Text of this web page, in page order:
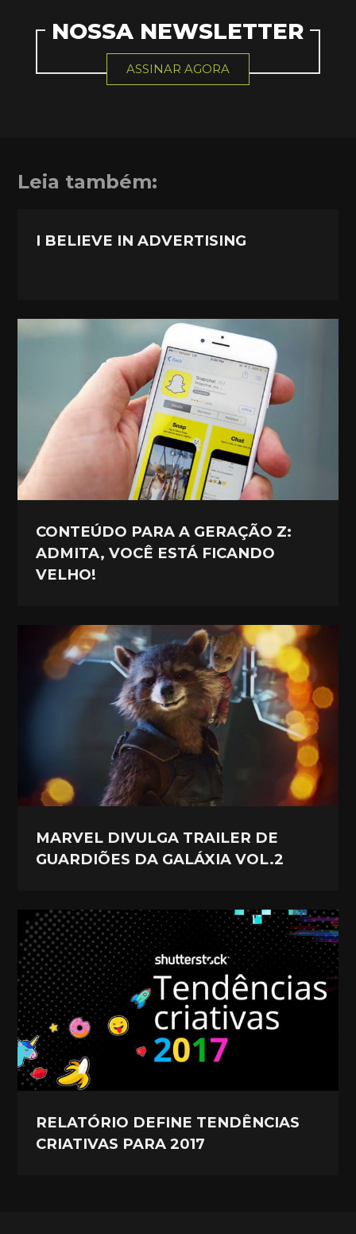
NOSSA NEWSLETTER
ASSINAR AGORA
Leia também:
I BELIEVE IN ADVERTISING
CONTEÚDO PARA A GERAÇÃO Z:
ADMITA, VOCÊ ESTÁ FICANDO
VELHO!
MARVEL DIVULGA TRAILER DE
GUARDIÕES DA GALÁXIA VOL.2
RELATÓRIO DEFINE TENDÊNCIAS
CRIATIVAS PARA 2017